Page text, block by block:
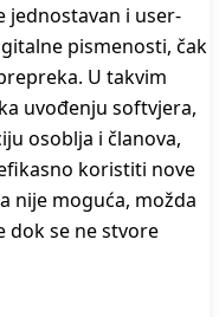
jednostavan i user-
pismenosti, čak
U takvim
uvođenju softvjera,
osoblja i članova,
koristiti nove
nije moguća, možda
dok se ne stvore